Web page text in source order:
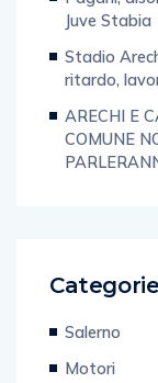
Juve Stabia
Stadio
ritardo,
ARECHI E
COMUNE
Categorie
Salerno
Motori